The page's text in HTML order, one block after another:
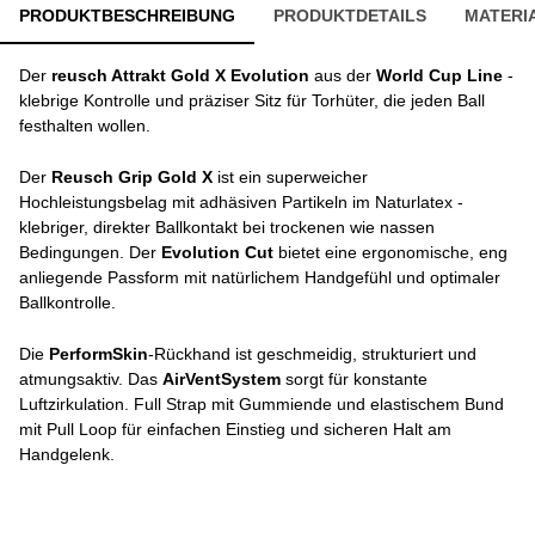
PRODUKTBESCHREIBUNG PRODUKTDETAILS
Der reusch Attrakt Gold X Evolution aus der World Cup Line -
klebrige Kontrolle und präziser Sitz für Torhüter, die jeden Ball
festhalten wollen.
Der Reusch Grip Gold X ist ein superweicher
Hochleistungsbelag mit adhäsiven Partikeln im Naturlatex -
klebriger, direkter Ballkontakt bei trockenen wie nassen
Bedingungen. Der Evolution Cut bietet eine ergonomische, eng
anliegende Passform mit natürlichem Handgefühl und optimaler
Ballkontrolle.
Die PerformSkin-Rückhand ist geschmeidig, strukturiert und
atmungsaktiv. Das AirVentSystem sorgt für konstante
Luftzirkulation. Full Strap mit Gummiende und elastischem Bund
mit Pull Loop für einfachen Einstieg und sicheren Halt am
Handgelenk.